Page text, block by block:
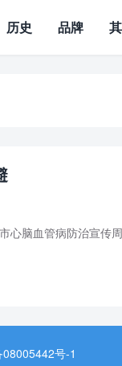
历史 品牌
心脑血管病防治宣传
号-1